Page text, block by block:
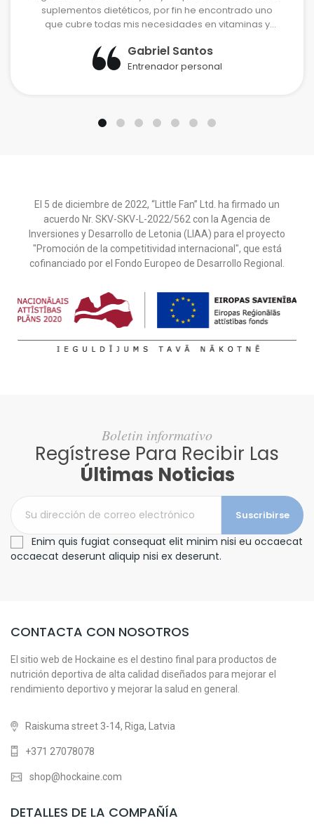
suplementos dietéticos, por fin he encontrado uno
que cubre todas mis necesidades en vitaminas y
Gabriel Santos
Entrenador personal
El 5 de diciembre de 2022, “Little Fan’’ Ltd. ha firmado un
acuerdo Nr. SKV-SKV-L-2022/562 con la Agencia de
Inversiones y Desarrollo de Letonia (LIAA) para el proyecto
"Promoción de la competitividad internacional", que está
cofinanciado por el Fondo Europeo de Desarrollo Regional.
Boletin informativo
Regístrese Para Recibir Las
Últimas Noticias
Suscribirse
Enim quis fugiat consequat elit minim nisi eu occaecat
occaecat deserunt aliquip nisi ex deserunt.
CONTACTA CON NOSOTROS
El sitio web de Hockaine es el destino final para productos de
nutrición deportiva de alta calidad diseñados para mejorar el
rendimiento deportivo y mejorar la salud en general.
Raiskuma street 3-14, Riga, Latvia
+371 27078078
shop@hockaine.com
DETALLES DE LA COMPAÑÍA